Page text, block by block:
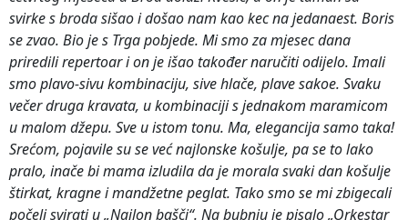
svirke s broda sišao i došao nam kao kec na jedanaest. Boris
se zvao. Bio je s Trga pobjede. Mi smo za mjesec dana
priredili repertoar i on je išao također naručiti odijelo. Imali
smo plavo-sivu kombinaciju, sive hlače, plave sakoe. Svaku
večer druga kravata, u kombinaciji s jednakom maramicom
u malom džepu. Sve u istom tonu. Ma, elegancija samo taka!
Srećom, pojavile su se već najlonske košulje, pa se to lako
pralo, inače bi mama izludila da je morala svaki dan košulje
štirkat, kragne i mandžetne peglat. Tako smo se mi zbigecali
počeli svirati u „Najlon bašči“. Na bubnju je pisalo „Orkestar